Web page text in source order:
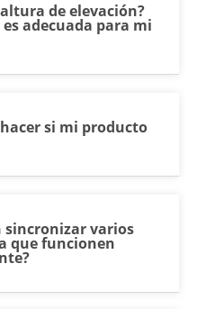
de elevación?
es adecuada para mi
si mi producto
sincronizar varios
que funcionen